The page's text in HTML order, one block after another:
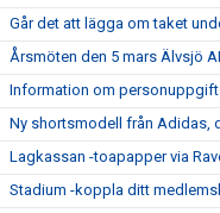
Går det att lägga om taket
Årsmöten den 5 mars Älvsjö
Information om
Ny shortsmodell från Adidas,
Lagkassan -toapapper via
Stadium -koppla ditt